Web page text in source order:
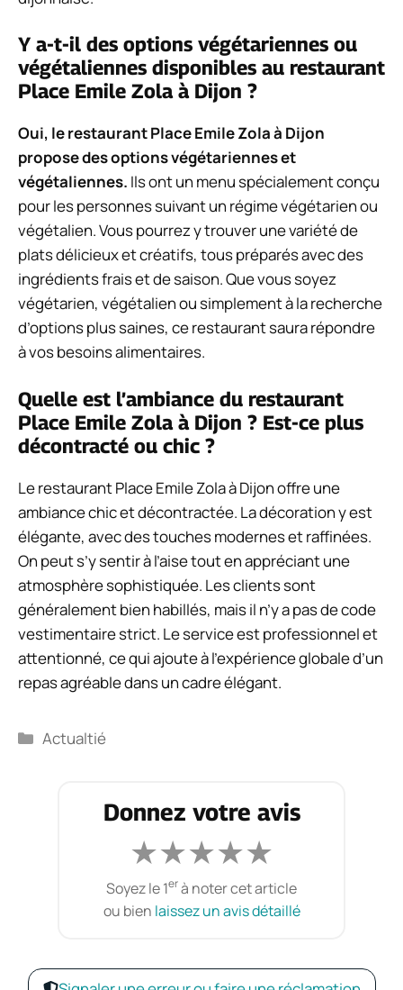
Y a-t-il des options végétariennes ou
végétaliennes disponibles au restaurant
Place Emile Zola à Dijon ?
Oui, le restaurant Place Emile Zola à Dijon
propose des options végétariennes et
végétaliennes. Ils ont un menu spécialement conçu
pour les personnes suivant un régime végétarien ou
végétalien. Vous pourrez y trouver une variété de
plats délicieux et créatifs, tous préparés avec des
ingrédients frais et de saison. Que vous soyez
végétarien, végétalien ou simplement à la recherche
d’options plus saines, ce restaurant saura répondre
à vos besoins alimentaires.
Quelle est l’ambiance du restaurant
Place Emile Zola à Dijon ? Est-ce plus
décontracté ou chic ?
Le restaurant Place Emile Zola à Dijon offre une
ambiance chic et décontractée. La décoration y est
élégante, avec des touches modernes et raffinées.
On peut s’y sentir à l’aise tout en appréciant une
atmosphère sophistiquée. Les clients sont
généralement bien habillés, mais il n’y a pas de code
vestimentaire strict. Le service est professionnel et
attentionné, ce qui ajoute à l’expérience globale d’un
repas agréable dans un cadre élégant.
Catégories
Actualtié
Donnez votre avis
★★★★★
Soyez le 1erà noter cet article
ou bien laissez un avis détaillé